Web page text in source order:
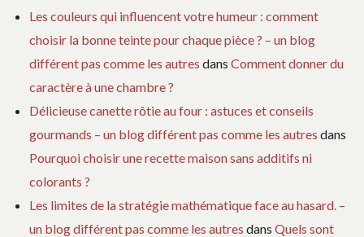
Les couleurs qui influencent votre humeur : comment
choisir la bonne teinte pour chaque pièce ? – un blog
différent pas comme les autres dans Comment donner du
caractère à une chambre ?
Délicieuse canette rôtie au four : astuces et conseils
gourmands – un blog différent pas comme les autres dans
Pourquoi choisir une recette maison sans additifs ni
colorants ?
Les limites de la stratégie mathématique face au hasard. –
un blog différent pas comme les autres dans Quels sont